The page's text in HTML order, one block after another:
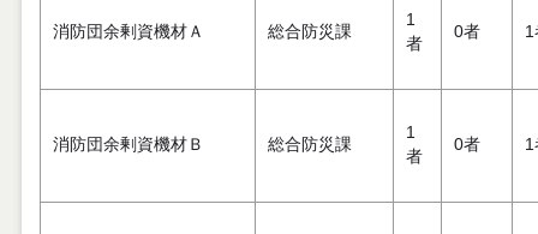
消防団余剰資機材Ａ 総合防災課
1
者
0者 1
消防団余剰資機材Ｂ 総合防災課
1
者
0者 1